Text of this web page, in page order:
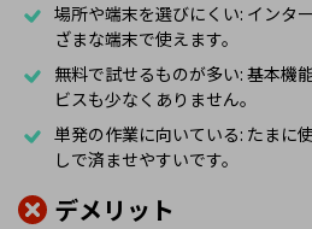
場所や端末を選びにくい: インタ
ざまな端末で使えます。
無料で試せるものが多い: 基本機
ビスも少なくありません。
単発の作業に向いている: たまに
しで済ませやすいです。
デメリット